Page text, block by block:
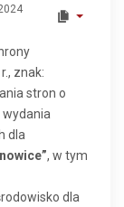
znak:
stron o
dla
, w tym
dla